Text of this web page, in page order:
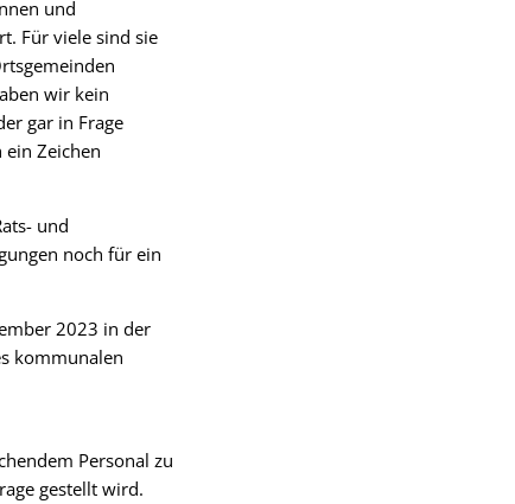
und
Für viele sind sie
wir kein
gar in Frage
ein Zeichen
und
noch für ein
2023 in der
kommunalen
Personal zu
gestellt wird.